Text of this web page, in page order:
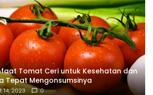
Tomat Ceri untuk Kesehatan dan
Tepat Mengonsumsinya
14, 2023 0